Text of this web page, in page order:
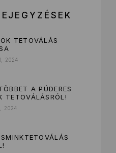
TETOVÁLÁS
2024
A PÚDERES
TETOVÁLÁSRÓL!
2024